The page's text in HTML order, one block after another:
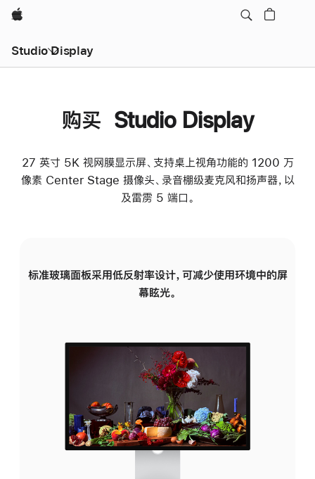
Apple
Studio Display
购买 Studio Display
27 英寸 5K 视网膜显示屏、支持桌上视角功能的 1200 万
像素 Center Stage 摄像头、录音棚级麦克风和扬声器，以
及雷雳 5 端口。
标准玻璃面板采用低反射率设计，可减少使用环境中的屏
幕眩光。